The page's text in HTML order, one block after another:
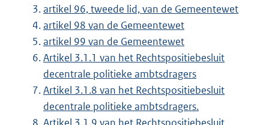
artikel 96, tweede lid, van de Gemeentewet
artikel 98 van de Gemeentewet
artikel 99 van de Gemeentewet
Artikel 3.1.1 van het Rechtspositiebesluit
decentrale politieke ambtsdragers
Artikel 3.1.8 van het Rechtspositiebesluit
decentrale politieke ambtsdragers.